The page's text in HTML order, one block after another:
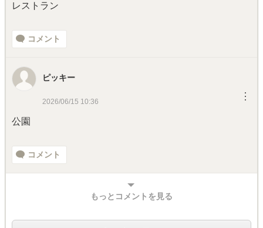
レストラン
コメント
ピッキー
2026/06/15 10:36 ︙
公園
コメント
もっとコメントを見る